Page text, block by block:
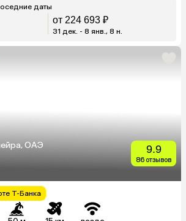
даты
от 224 693 ₽
31 дек. - 8 янв., 8 н.
ОАЭ 9.9
86 отзывов
Т-Банка